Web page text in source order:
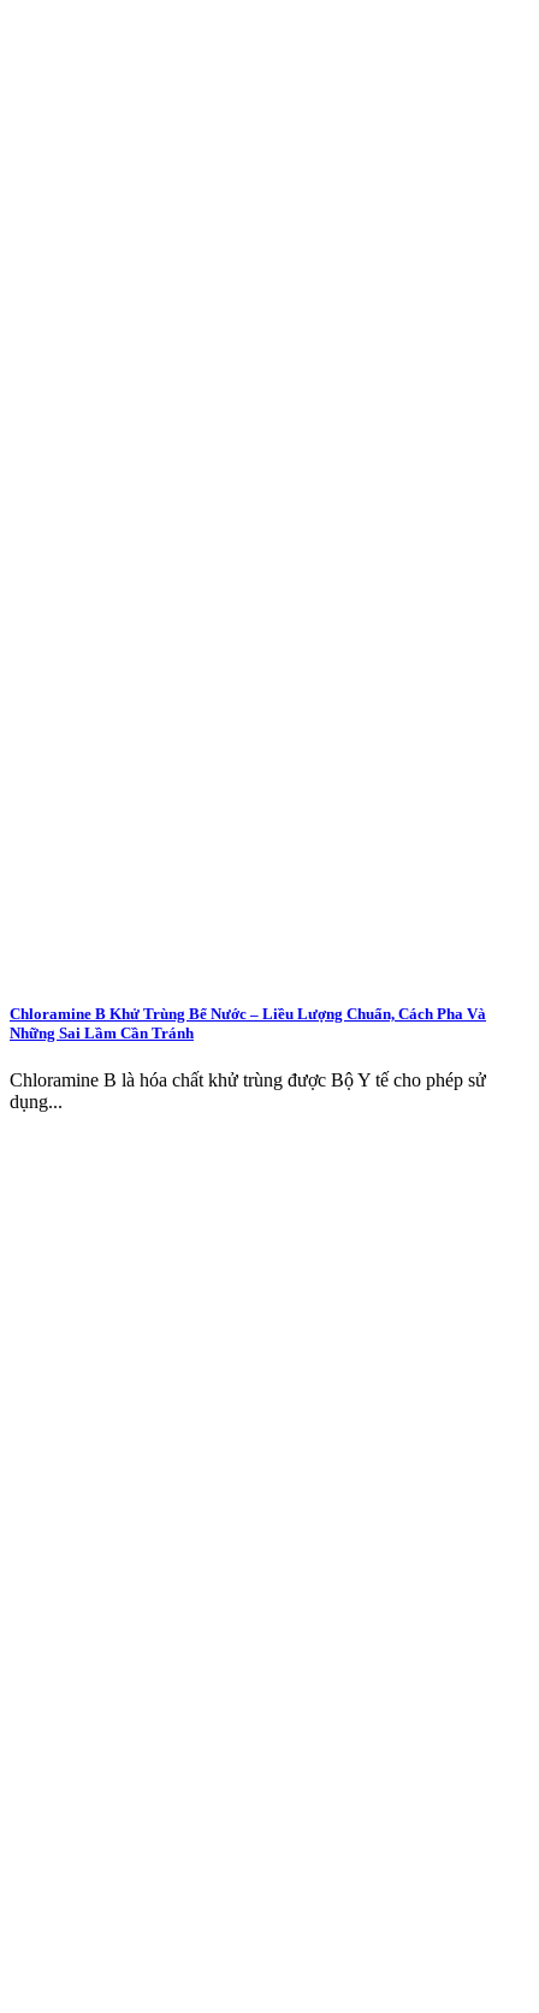
Chloramine B Khử Trùng Bể Nước – Liều Lượng Chuẩn, Cách Pha Và
Những Sai Lầm Cần Tránh
Chloramine B là hóa chất khử trùng được Bộ Y tế cho phép sử
dụng...